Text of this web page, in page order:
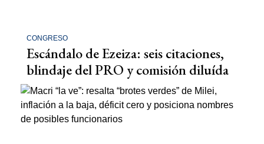
CONGRESO
Escándalo de Ezeiza: seis citaciones,
blindaje del PRO y comisión diluída